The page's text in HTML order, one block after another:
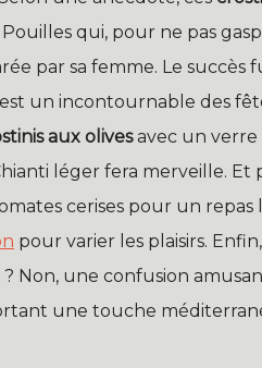
qui, pour ne pas
par sa femme. Le
un incontournable des
aux olivesavec un verre
léger fera merveille. Et
cerises pour un repas
pour varier les plaisirs.
Non, une confusion
une touche